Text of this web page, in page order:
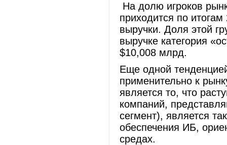
На долю игроков
приходится по
выручки. Доля этой
выручке категория
$10,008 млрд.
Еще одной
применительно к
является то, что
компаний,
сегмент), является
обеспечения ИБ,
средах.